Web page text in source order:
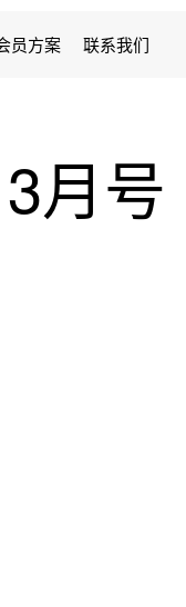
员方案 联系我们
月号